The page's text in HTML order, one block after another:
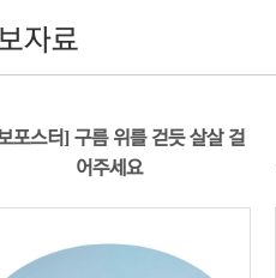
자료
포스터] 구름 위를 걷듯 살살 걸
어주세요